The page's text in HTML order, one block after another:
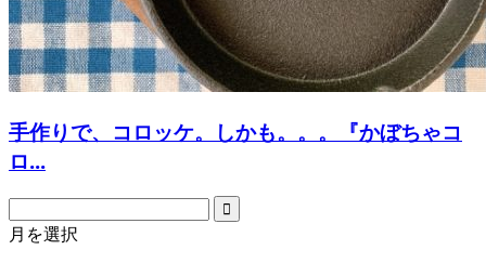
手作りで、コロッケ。しかも。。。『かぼちゃコ
ロ...
月を選択